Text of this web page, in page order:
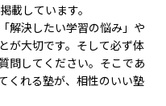
載しています。
解決したい学習の悩み」や
が大切です。そして必ず体
問してください。そこであ
くれる塾が、相性のいい塾